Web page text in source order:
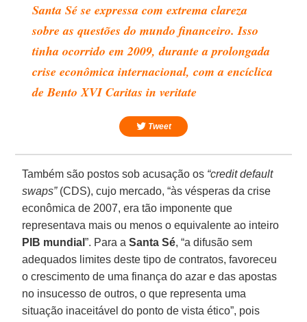
Santa Sé se expressa com extrema clareza
sobre as questões do mundo financeiro. Isso
tinha ocorrido em 2009, durante a prolongada
crise econômica internacional, com a encíclica
de Bento XVI Caritas in veritate
Tweet
Também são postos sob acusação os “credit default
swaps”(CDS), cujo mercado, “às vésperas da crise
econômica de 2007, era tão imponente que
representava mais ou menos o equivalente ao inteiro
PIB mundial”. Para aSanta Sé, “a difusão sem
adequados limites deste tipo de contratos, favoreceu
o crescimento de uma finança do azar e das apostas
no insucesso de outros, o que representa uma
situação inaceitável do ponto de vista ético”, pois